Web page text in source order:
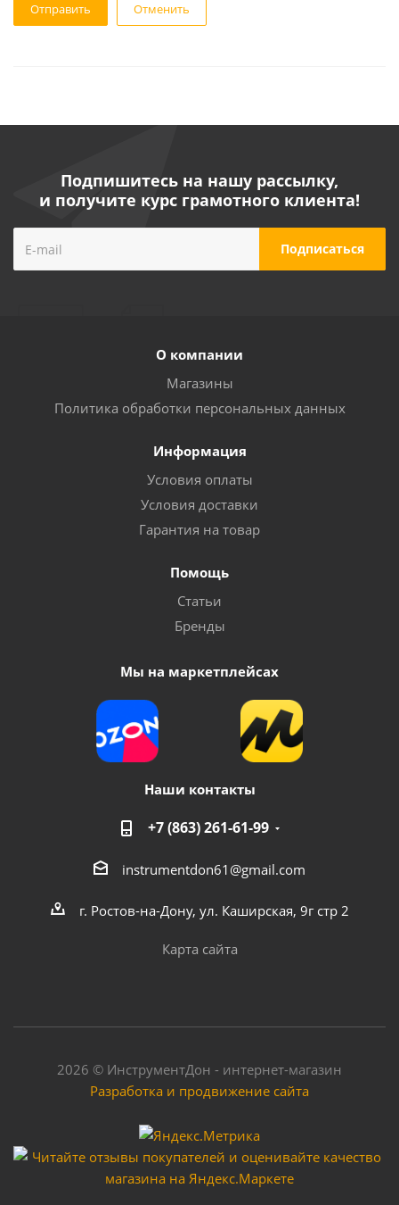
Отменить
Подпишитесь на нашу рассылку,
и получите курс грамотного клиента!
О компании
Магазины
Политика обработки персональных данных
Информация
Условия оплаты
Условия доставки
Гарантия на товар
Помощь
Статьи
Бренды
Мы на маркетплейсах
Наши контакты
+7 (863) 261-61-99
instrumentdon61@gmail.com
г. Ростов-на-Дону, ул. Каширская, 9г стр 2
Карта сайта
2026 © ИнструментДон - интернет-магазин
Разработка и продвижение сайта